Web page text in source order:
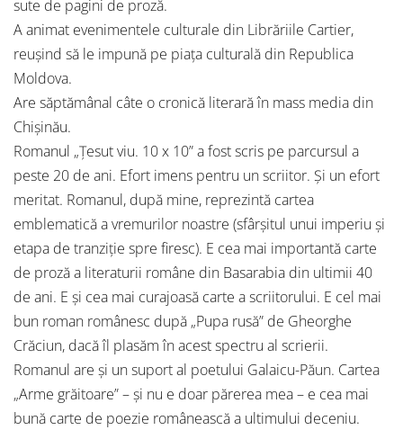
sute de pagini de proză.
A animat evenimentele culturale din Librăriile Cartier,
reușind să le impună pe piața culturală din Republica
Moldova.
Are săptămânal câte o cronică literară în mass media din
Chișinău.
Romanul „Țesut viu. 10 x 10” a fost scris pe parcursul a
peste 20 de ani. Efort imens pentru un scriitor. Și un efort
meritat. Romanul, după mine, reprezintă cartea
emblematică a vremurilor noastre (sfârșitul unui imperiu și
etapa de tranziție spre firesc). E cea mai importantă carte
de proză a literaturii române din Basarabia din ultimii 40
de ani. E și cea mai curajoasă carte a scriitorului. E cel mai
bun roman românesc după „Pupa rusă” de Gheorghe
Crăciun, dacă îl plasăm în acest spectru al scrierii.
Romanul are și un suport al poetului Galaicu-Păun. Cartea
„Arme grăitoare” – și nu e doar părerea mea – e cea mai
bună carte de poezie românească a ultimului deceniu.